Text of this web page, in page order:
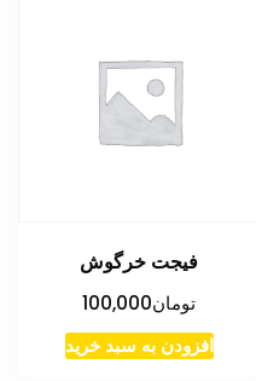
فیجت خرگوش
تومان100,000
افزودن به سبد خرید